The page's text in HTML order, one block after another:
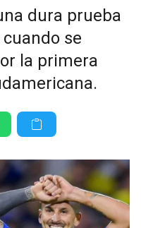
dura prueba
se
la primera